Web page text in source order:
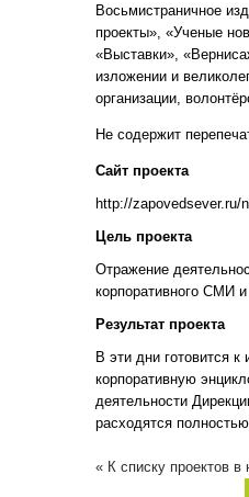
Восьмистраничное
проекты», «Ученые
«Выставки»,
изложении и
организации,
Не содержит
Сайт проекта
http://zapovedsever.ru/
Цель проекта
Отражение
корпоративного СМИ
Результат проекта
В эти дни готовится
корпоративную
деятельности
расходятся полностью.
« К списку проектов в